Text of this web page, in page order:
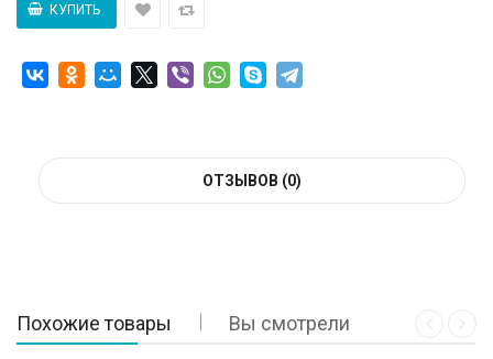
ОТЗЫВОВ (0)
Похожие товары Вы смотрели